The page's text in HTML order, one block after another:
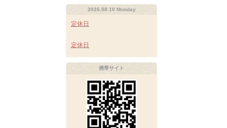
2026.08.10 Monday
定休日
定休日
携帯サイト